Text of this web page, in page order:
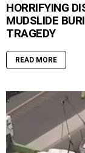
HORRIFYING
MUDSLIDE
TRAGEDY
READ MORE